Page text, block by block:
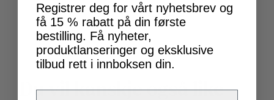
u vil kanskje også like
Registrer deg for vårt nyhetsbrev og
få 15 % rabatt på din første
bestilling. Få nyheter,
produktlanseringer og eksklusive
tilbud rett i innboksen din.